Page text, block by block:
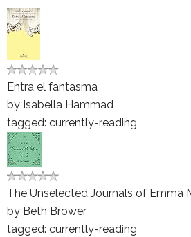
Entra el fantasma
by Isabella Hammad
tagged: currently-reading
The Unselected Journals of Emma
by Beth Brower
tagged: currently-reading